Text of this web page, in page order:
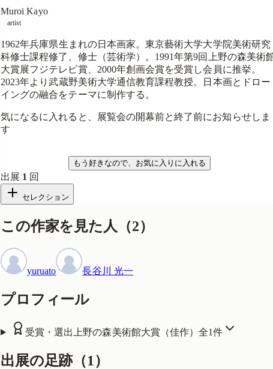
Muroi Kayo
artist
1962年兵庫県生まれの日本画家。東京藝術大学大学院美術研究
科修士課程修了、修士（芸術学）。1991年第9回上野の森美術
大賞展フジテレビ賞、2000年創画会賞を受賞し会員に推挙。
2023年より武蔵野美術大学通信教育課程教授。日本画とドロー
イングの融合をテーマに制作する。
気になるに入れると、展覧会の開幕前と終了前にお知らせしま
す
もう好きなので、お気に入りに入れる
出展 1 回
セレクション
この作家を見た人 （2）
yuruato 長谷川 光一
プロフィール
受賞・選出 上野の森美術館大賞（佳作）全1件
出展の足跡（1）